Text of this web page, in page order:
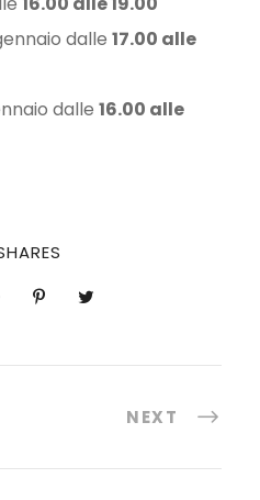
dalle 17.00 alle
dalle 16.00 alle
NEXT